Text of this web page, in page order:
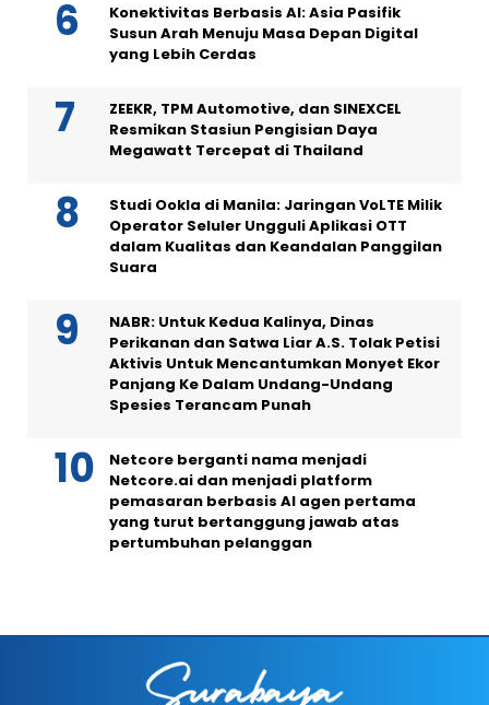
Konektivitas Berbasis AI: Asia Pasifik
Susun Arah Menuju Masa Depan Digital
yang Lebih Cerdas
ZEEKR, TPM Automotive, dan SINEXCEL
Resmikan Stasiun Pengisian Daya
Megawatt Tercepat di Thailand
Studi Ookla di Manila: Jaringan VoLTE Milik
Operator Seluler Ungguli Aplikasi OTT
dalam Kualitas dan Keandalan Panggilan
Suara
NABR: Untuk Kedua Kalinya, Dinas
Perikanan dan Satwa Liar A.S. Tolak Petisi
Aktivis Untuk Mencantumkan Monyet Ekor
Panjang Ke Dalam Undang-Undang
Spesies Terancam Punah
Netcore berganti nama menjadi
Netcore.ai dan menjadi platform
pemasaran berbasis AI agen pertama
yang turut bertanggung jawab atas
pertumbuhan pelanggan